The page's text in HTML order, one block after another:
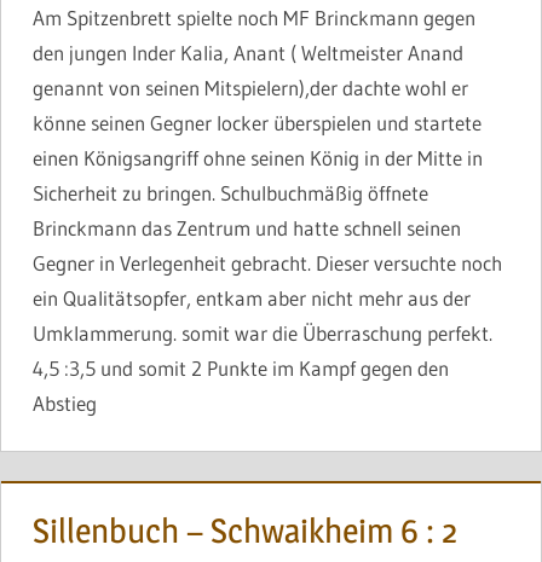
Am Spitzenbrett spielte noch MF Brinckmann gegen
den jungen Inder Kalia, Anant ( Weltmeister Anand
genannt von seinen Mitspielern),der dachte wohl er
könne seinen Gegner locker überspielen und startete
einen Königsangriff ohne seinen König in der Mitte in
Sicherheit zu bringen. Schulbuchmäßig öffnete
Brinckmann das Zentrum und hatte schnell seinen
Gegner in Verlegenheit gebracht. Dieser versuchte noch
ein Qualitätsopfer, entkam aber nicht mehr aus der
Umklammerung. somit war die Überraschung perfekt.
4,5 :3,5 und somit 2 Punkte im Kampf gegen den
Abstieg
Sillenbuch – Schwaikheim 6 : 2